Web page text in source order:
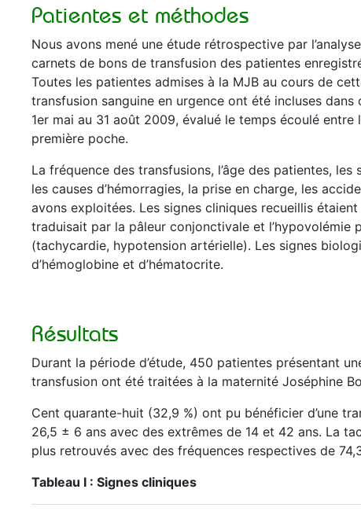
Patientes et méthodes
Nous avons mené une étude rétrospective par
carnets de bons de transfusion des patientes
Toutes les patientes admises à la MJB au cours de
transfusion sanguine en urgence ont été incluses
1er mai au 31 août 2009, évalué le temps écoulé
première poche.
La fréquence des transfusions, l’âge des patientes,
les causes d’hémorragies, la prise en charge, les
avons exploitées. Les signes cliniques recueillis étaient
traduisait par la pâleur conjonctivale et l’hypovolémie
(tachycardie, hypotension artérielle). Les signes
d’hémoglobine et d’hématocrite.
Résultats
Durant la période d’étude, 450 patientes présentant
transfusion ont été traitées à la maternité Joséphine
Cent quarante-huit (32,9 %) ont pu bénéficier d’une
26,5 ± 6 ans avec des extrêmes de 14 et 42 ans. La
plus retrouvés avec des fréquences respectives de
Tableau I : Signes cliniques